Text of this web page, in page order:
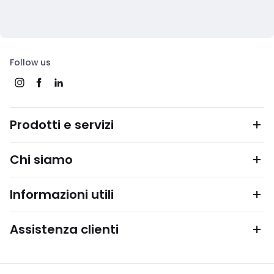
Follow us
Prodotti e servizi
Chi siamo
Informazioni utili
Assistenza clienti